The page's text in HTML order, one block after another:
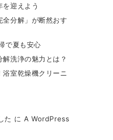
を迎えよう
全分解」が断然おす
で夏も安心
洗浄の魅力とは？
浴室乾燥機クリーニ
た に A WordPress